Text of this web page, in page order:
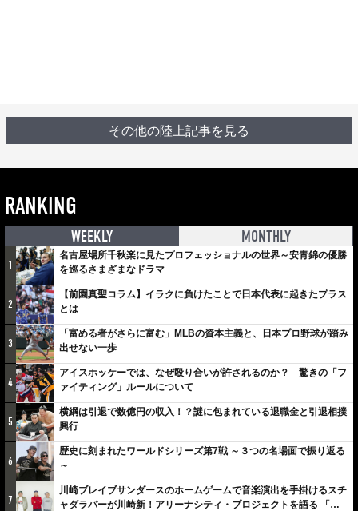
その他の陸上記事を見る
RANKING
WEEKLY MONTHLY
1
名古屋場所千秋楽に見たプロフェッショナルの世界～安青錦の優勝
を巡るさまざまなドラマ
2
【前園真聖コラム】イラクに負けたことで日本代表に起きたプラス
とは
3
「富める者がさらに富む」MLBの資本主義と、日本プロ野球が踏み
出せない一歩
4
アイスホッケーでは、なぜ殴り合いが許されるのか？ 驚きの「フ
ァイティング」ルールについて
5
横綱は引退で数億円の収入！？謎に包まれている退職金と引退相撲
興行
6
歴史に刻まれたワールドシリーズ第7戦 ～３つの名場面で振り返る
～
7
川崎ブレイブサンダースのホームゲームで音楽演出を手掛けるスチ
ャダラパーが川崎新！アリーナシティ・プロジェクトを語る 「楽